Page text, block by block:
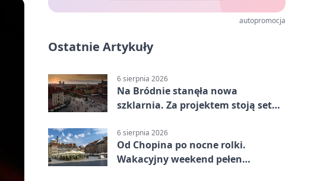
autopromocja
Ostatnie Artykuły
6 sierpnia 2026
Na Bródnie stanęła nowa
szklarnia. Za projektem stoją setki
6 sierpnia 2026
Od Chopina po nocne rolki.
Wakacyjny weekend pełen